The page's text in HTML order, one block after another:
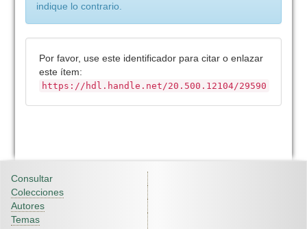
indique lo contrario.
Por favor, use este identificador para citar o enlazar
este ítem:
https://hdl.handle.net/20.500.12104/29590
Consultar
Colecciones
Autores
Temas